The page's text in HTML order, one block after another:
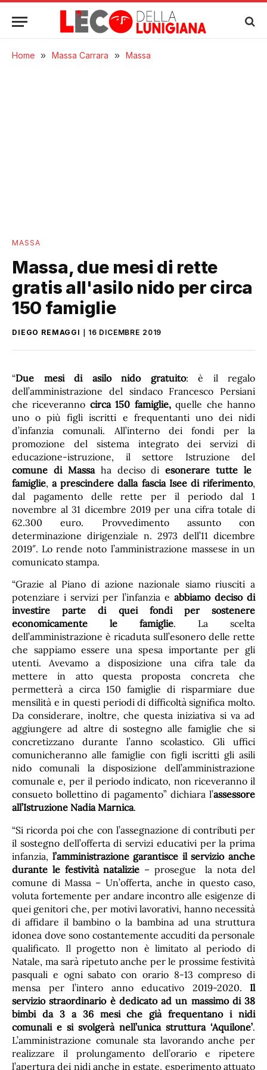
Home » Massa Carrara » Massa
MASSA
Massa, due mesi di rette
gratis all'asilo nido per circa
150 famiglie
DIEGO REMAGGI 16 DICEMBRE 2019
“Due mesi di asilo nido gratuito: è il regalo
dell’amministrazione del sindaco Francesco Persiani
che riceveranno circa 150 famiglie,quelle che hanno
uno o più figli iscritti e frequentanti uno dei nidi
d’infanzia comunali. All’interno dei fondi per la
promozione del sistema integrato dei servizi di
educazione-istruzione, il settore Istruzione del
comune di Massaha deciso diesonerare tutte le
famiglie,a prescindere dalla fascia Isee di riferimento,
dal pagamento delle rette per il periodo dal 1
novembre al 31 dicembre 2019 per una cifra totale di
62.300 euro. Provvedimento assunto con
determinazione dirigenziale n. 2973 dell’11 dicembre
2019″. Lo rende noto l’amministrazione massese in un
comunicato stampa.
“Grazie al Piano di azione nazionale siamo riusciti a
potenziare i servizi per l’infanzia e abbiamo deciso di
investire parte di quei fondi per sostenere
economicamente le famiglie. La scelta
dell’amministrazione è ricaduta sull’esonero delle rette
che sappiamo essere una spesa importante per gli
utenti. Avevamo a disposizione una cifra tale da
mettere in atto questa proposta concreta che
permetterà a circa 150 famiglie di risparmiare due
mensilità e in questi periodi di difficoltà significa molto.
Da considerare, inoltre, che questa iniziativa si va ad
aggiungere ad altre di sostegno alle famiglie che si
concretizzano durante l’anno scolastico. Gli uffici
comunicheranno alle famiglie con figli iscritti gli asili
nido comunali la disposizione dell’amministrazione
comunale e, per il periodo indicato, non riceveranno il
consueto bollettino di pagamento” dichiara l’assessore
all’Istruzione Nadia Marnica.
“Si ricorda poi che con l’assegnazione di contributi per
il sostegno dell’offerta di servizi educativi per la prima
infanzia, l’amministrazione garantisce il servizio anche
durante le festività natalizie – prosegue la nota del
comune di Massa – Un’offerta, anche in questo caso,
voluta fortemente per andare incontro alle esigenze di
quei genitori che, per motivi lavorativi, hanno necessità
di affidare il bambino o la bambina ad una struttura
idonea dove sono costantemente accuditi da personale
qualificato. Il progetto non è limitato al periodo di
Natale, ma sarà ripetuto anche per le prossime festività
pasquali e ogni sabato con orario 8-13 compreso di
mensa per l’intero anno educativo 2019-2020. Il
servizio straordinario è dedicato ad un massimo di 38
bimbi da 3 a 36 mesi che già frequentano i nidi
comunali e si svolgerà nell’unica struttura ‘Aquilone’.
L’amministrazione comunale sta lavorando anche per
realizzare il prolungamento dell’orario e ripetere
l’apertura dei nidi anche in estate, esperimento attuato